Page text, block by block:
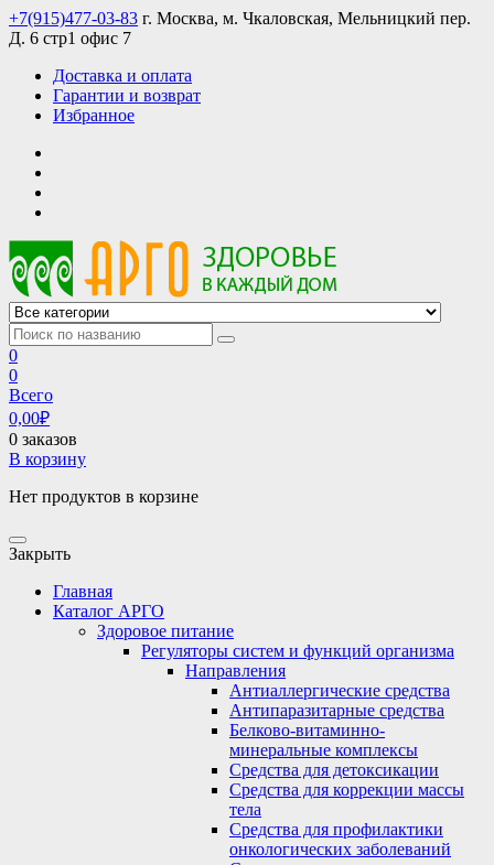
Skip
to
+7(915)477-03-83 г. Москва, м. Чкаловская, Мельницкий пер.
Д. 6 стр1 офис 7
Доставка и оплата
Гарантии и возврат
Избранное
АРГО интернет магазин, доставка в Москве и по всей России
АРГО каталог каталог продукции, официальные цены
0
0
Всего
0,00₽
0 заказов
В корзину
Нет продуктов в корзине
Закрыть
Главная
Каталог АРГО
Здоровое питание
Регуляторы систем и функций организма
Направления
Антиаллергические средства
Антипаразитарные средства
Белково-витаминно-
минеральные комплексы
Средства для детоксикации
Средства для коррекции массы
тела
Средства для профилактики
онкологических заболеваний